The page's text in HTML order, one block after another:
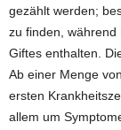
gezählt werden;
zu finden,
Giftes enthalten.
Ab einer Menge
ersten
allem um